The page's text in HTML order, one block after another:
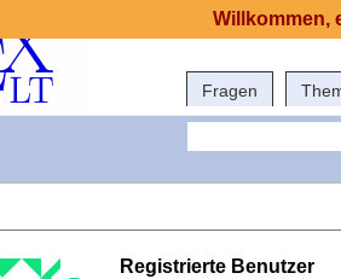
Fragen
Registrierte Benutzer
Willkommen,